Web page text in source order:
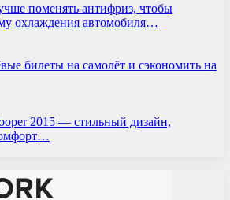
поменять антифриз, чтобы
охлаждения автомобиля…
билеты на самолёт и сэкономить на
2015 — стильный дизайн,